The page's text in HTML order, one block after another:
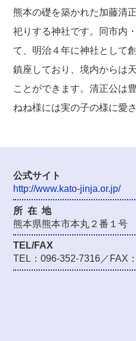
熊本の礎を築かれた加藤清
祀りする神社です。同市内
て、明治４年に神社として
鎮座しており、境内からは
ことができます。清正公は
ねね様には実の子の様に愛
公式サイト
http://www.kato-jinja.or.jp/
所在地
熊本県熊本市本丸２番１号
TEL/FAX
TEL：096-352-7316／FAX